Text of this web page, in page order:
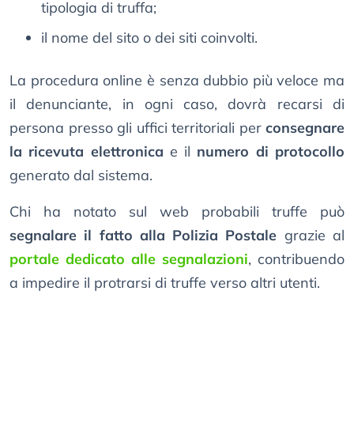
tipologia di truffa;
il nome del sito o dei siti coinvolti.
La procedura online è senza dubbio più veloce ma
il denunciante, in ogni caso, dovrà recarsi di
persona presso gli uffici territoriali per consegnare
la ricevuta elettronica e il numero di protocollo
generato dal sistema.
Chi ha notato sul web probabili truffe può
segnalare il fatto alla Polizia Postale grazie al
portale dedicato alle segnalazioni, contribuendo
a impedire il protrarsi di truffe verso altri utenti.